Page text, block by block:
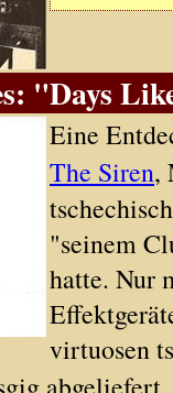
"Days
Eine
The Siren,
"seinem
hatte. Nur
virtuosen